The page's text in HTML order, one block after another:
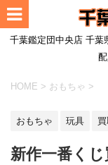
千葉鑑定団中央店 千
HOME > おもちゃ >
おもちゃ 玩具
新作一番く